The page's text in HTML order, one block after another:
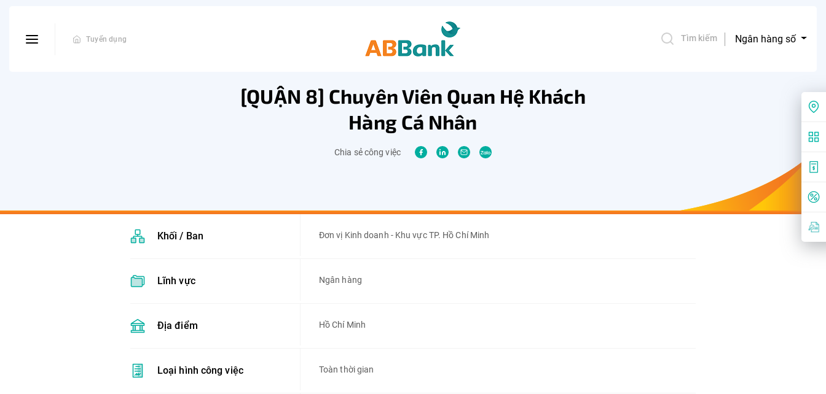
Tuyển dụng Tìm kiếm Ngân hàng số
[QUẬN 8] Chuyên Viên Quan Hệ Khách
Hàng Cá Nhân
Chia sẻ công việc
Khối / Ban Đơn vị Kinh doanh - Khu vực TP. Hồ Chí Minh
Lĩnh vực Ngân hàng
Địa điểm Hồ Chí Minh
Loại hình công việc Toàn thời gian